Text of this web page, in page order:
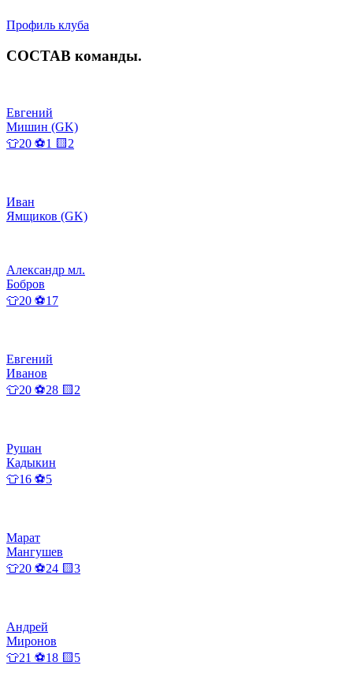
Профиль клуба
СОСТАВ команды.
Евгений
Мишин (GK)
👕20 ⚽1 🟨2
Иван
Ямщиков (GK)
Александр мл.
Бобров
👕20 ⚽17
Евгений
Иванов
👕20 ⚽28 🟨2
Рушан
Кадыкин
👕16 ⚽5
Марат
Мангушев
👕20 ⚽24 🟨3
Андрей
Миронов
👕21 ⚽18 🟨5